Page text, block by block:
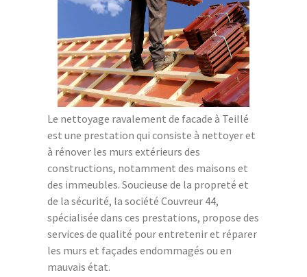
Le nettoyage ravalement de facade à Teillé
est une prestation qui consiste à nettoyer et
à rénover les murs extérieurs des
constructions, notamment des maisons et
des immeubles. Soucieuse de la propreté et
de la sécurité, la société Couvreur 44,
spécialisée dans ces prestations, propose des
services de qualité pour entretenir et réparer
les murs et façades endommagés ou en
mauvais état.